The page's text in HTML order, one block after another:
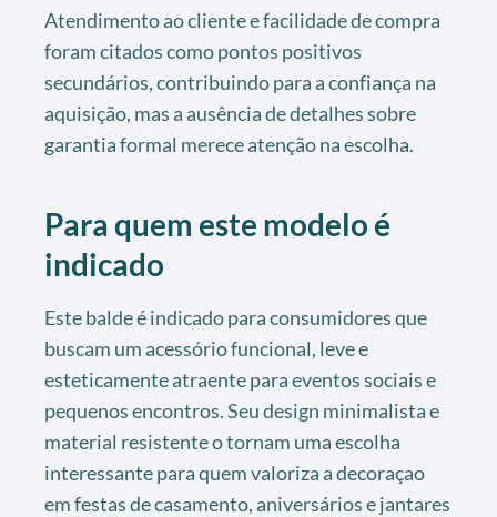
Atendimento ao cliente e facilidade de compra
foram citados como pontos positivos
secundários, contribuindo para a confiança na
aquisição, mas a ausência de detalhes sobre
garantia formal merece atenção na escolha.
Para quem este modelo é
indicado
Este balde é indicado para consumidores que
buscam um acessório funcional, leve e
esteticamente atraente para eventos sociais e
pequenos encontros. Seu design minimalista e
material resistente o tornam uma escolha
interessante para quem valoriza a decoraçao
em festas de casamento, aniversários e jantares